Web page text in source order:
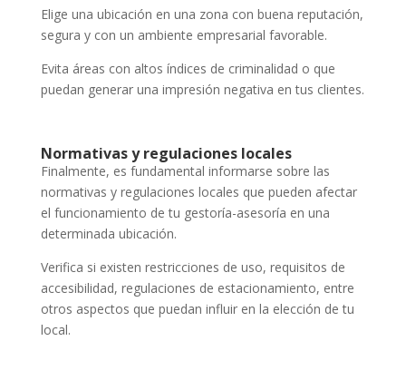
Elige una ubicación en una zona con buena reputación,
segura y con un ambiente empresarial favorable.
Evita áreas con altos índices de criminalidad o que
puedan generar una impresión negativa en tus clientes.
Normativas y regulaciones locales
Finalmente, es fundamental informarse sobre las
normativas y regulaciones locales que pueden afectar
el funcionamiento de tu gestoría-asesoría en una
determinada ubicación.
Verifica si existen restricciones de uso, requisitos de
accesibilidad, regulaciones de estacionamiento, entre
otros aspectos que puedan influir en la elección de tu
local.